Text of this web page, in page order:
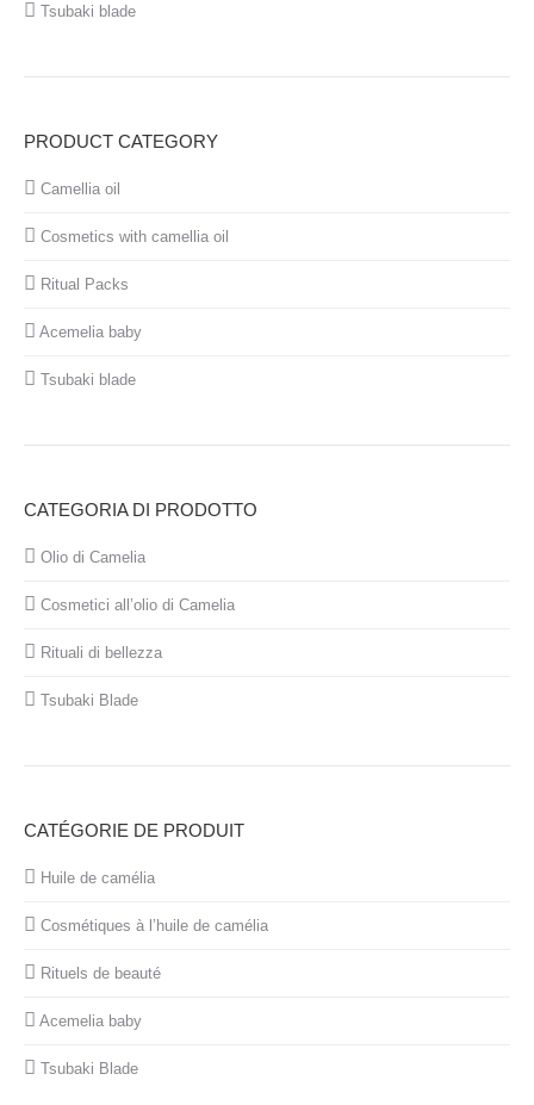
Tsubaki blade
PRODUCT CATEGORY
Camellia oil
Cosmetics with camellia oil
Ritual Packs
Acemelia baby
Tsubaki blade
CATEGORIA DI PRODOTTO
Olio di Camelia
Cosmetici all’olio di Camelia
Rituali di bellezza
Tsubaki Blade
CATÉGORIE DE PRODUIT
Huile de camélia
Cosmétiques à l’huile de camélia
Rituels de beauté
Acemelia baby
Tsubaki Blade